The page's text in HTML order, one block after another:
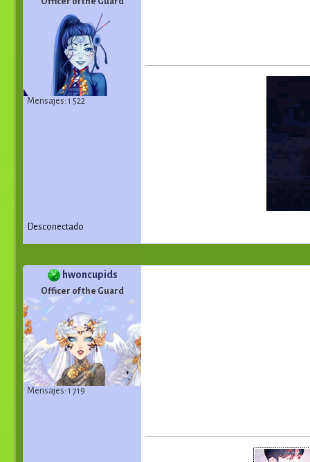
Mensajes: 1 522
Desconectado
hwoncupids
Officer of the Guard
Mensajes: 1 719